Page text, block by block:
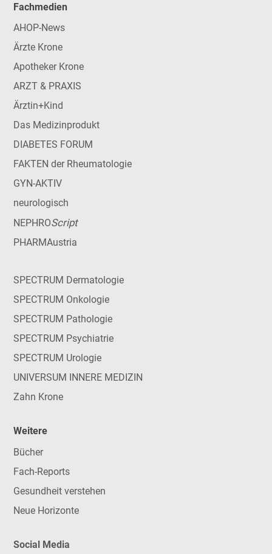
Fachmedien
AHOP-News
Ärzte Krone
Apotheker Krone
ARZT & PRAXIS
Ärztin+Kind
Das Medizinprodukt
DIABETES FORUM
FAKTEN der Rheumatologie
GYN-AKTIV
neurologisch
NEPHROScript
PHARMAustria
SPECTRUM Dermatologie
SPECTRUM Onkologie
SPECTRUM Pathologie
SPECTRUM Psychiatrie
SPECTRUM Urologie
UNIVERSUM INNERE MEDIZIN
Zahn Krone
Weitere
Bücher
Fach-Reports
Gesundheit verstehen
Neue Horizonte
Social Media